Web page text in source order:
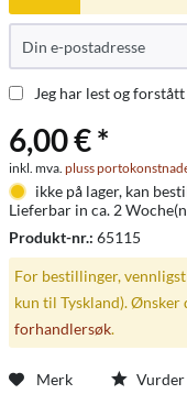
Jeg har lest og forstått
6,00 € *
inkl. mva. pluss
ikke på lager, kan
Lieferbar in ca. 2
Produkt-nr.: 65115
For bestillinger,
kun til Tyskland).
forhandlersøk.
Merk Vurder